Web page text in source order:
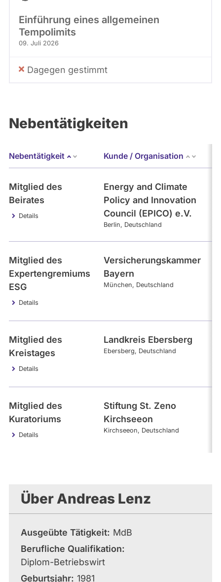
Einführung eines allgemeinen
Tempolimits
09. Juli 2026
Dagegen gestimmt
Nebentätigkeiten
Nebentätigkeit
Absteigend sortieren
Kunde / Organisation
Mitglied des
Beirates
Details
Energy and Climate
Policy and Innovation
Council (EPICO) e.V.
Berlin Deutschland
Mitglied des
Expertengremiums
ESG
Details
Versicherungskammer
Bayern
München Deutschland
Mitglied des
Kreistages
Details
Landkreis Ebersberg
Ebersberg Deutschland
Mitglied des
Kuratoriums
Details
Stiftung St. Zeno
Kirchseeon
Kirchseeon Deutschland
Über Andreas Lenz
Ausgeübte Tätigkeit
MdB
Berufliche Qualifikation
Diplom-Betriebswirt
Geburtsjahr 1981